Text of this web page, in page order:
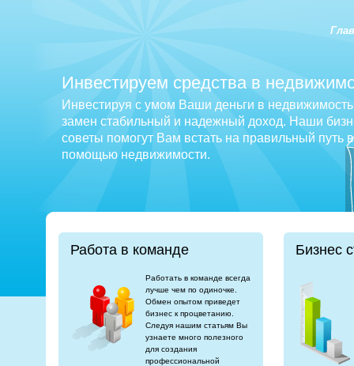
Инвестируем средства в
Инвестируя с умом Ваши деньги в
замен стабильный и надежный доход. Наши
советы помогут Вам встать на правильный путь
помощью недвижимости.
Работа в команде
Работать в команде всегда
лучше чем по одиночке.
Обмен опытом приведет
бизнес к процветанию.
Следуя нашим статьям Вы
узнаете много полезного
для создания
профессиональной
Бизнес